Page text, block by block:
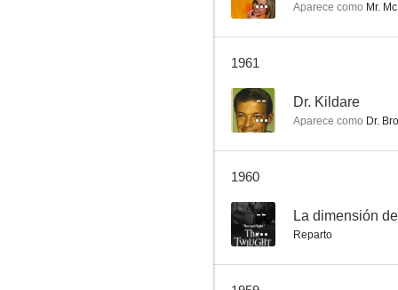
Aparece como Mr.
1961
-- Dr. Kildare
Aparece como Dr.
1960
-- La dimensión
Reparto